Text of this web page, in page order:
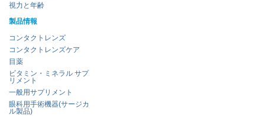
視力と年齢
製品情報
コンタクトレンズ
コンタクトレンズケア
目薬
ビタミン・ミネラル サプ
リメント
一般用サプリメント
眼科用手術機器(サージカ
ル製品)